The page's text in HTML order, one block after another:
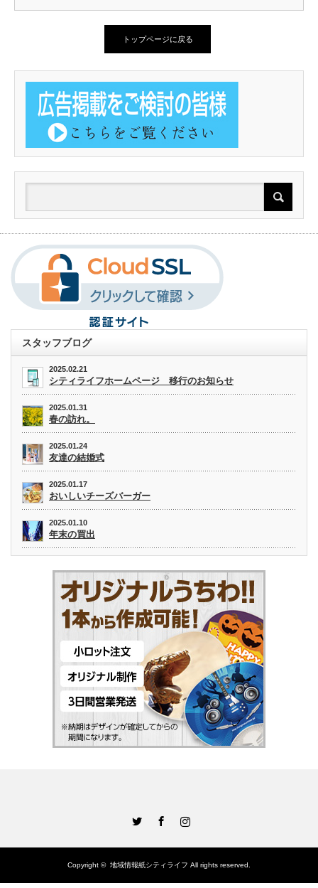
トップページに戻る
スタッフブログ
2025.02.21
シティライフホームページ 移行のお知らせ
2025.01.31
春の訪れ。
2025.01.24
友達の結婚式
2025.01.17
おいしいチーズバーガー
2025.01.10
年末の買出
Copyright © 地域情報紙シティライフ All rights reserved.